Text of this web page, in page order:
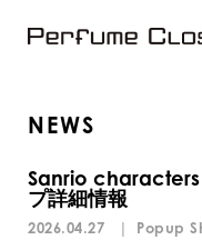
NEWS
Sanrio
プ詳細情報
2026.04.27 | Popup